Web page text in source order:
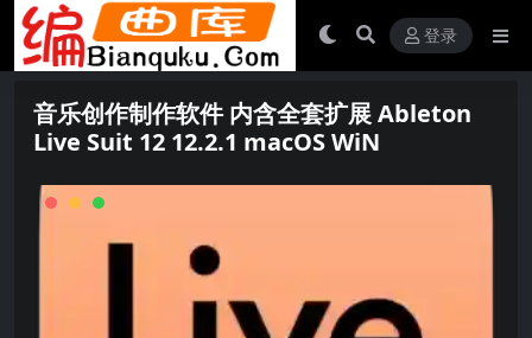
登录
音乐创作制作软件 内含全套扩展 Ableton
Live Suit 12 12.2.1 macOS WiN